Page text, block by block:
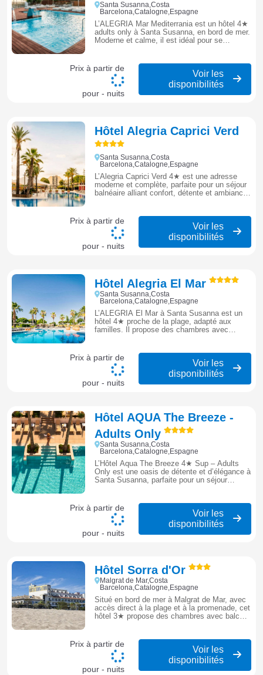
Santa Susanna,Costa
Barcelona,Catalogne,Espagne
L’ALEGRIA Mar Mediterrania est un hôtel 4★
adults only à Santa Susanna, en bord de mer.
Moderne et calme, il est idéal pour se
Prix à partir de
pour - nuits
Voir les
disponibilités
Hôtel Alegria Caprici Verd
Santa Susanna,Costa
Barcelona,Catalogne,Espagne
L’Alegria Caprici Verd 4★ est une adresse
moderne et complète, parfaite pour un séjour
balnéaire alliant confort, détente et ambiance
Prix à partir de
pour - nuits
Voir les
disponibilités
Hôtel Alegria El Mar
Santa Susanna,Costa
Barcelona,Catalogne,Espagne
L’ALEGRIA El Mar à Santa Susanna est un
hôtel 4★ proche de la plage, adapté aux
familles. Il propose des chambres avec
Prix à partir de
pour - nuits
Voir les
disponibilités
Hôtel AQUA The Breeze -
Adults Only
Santa Susanna,Costa
Barcelona,Catalogne,Espagne
L’Hôtel Aqua The Breeze 4★ Sup – Adults
Only est une oasis de détente et d’élégance à
Santa Susanna, parfaite pour un séjour
Prix à partir de
pour - nuits
Voir les
disponibilités
Hôtel Sorra d'Or
Malgrat de Mar,Costa
Barcelona,Catalogne,Espagne
Situé en bord de mer à Malgrat de Mar, avec
accès direct à la plage et à la promenade, cet
hôtel 3★ propose des chambres avec balcon,
Prix à partir de
pour - nuits
Voir les
disponibilités